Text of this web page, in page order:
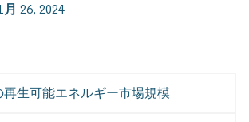
月 26, 2024
生可能エネルギー市場規模